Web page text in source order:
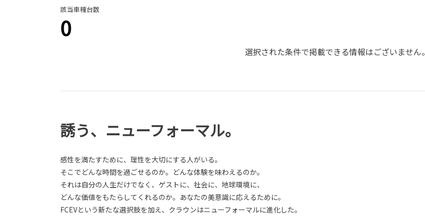
該当車種台数
0
選択された条件で掲載できる情報はございません。
誘う、ニューフォーマル。
感性を満たすために、理性を大切にする人がいる。
そこでどんな時間を過ごせるのか。どんな体験を味わえるのか。
それは自分の人生だけでなく、ゲストに、社会に、地球環境に、
どんな価値をもたらしてくれるのか。あなたの美意識に応えるために。
FCEVという新たな選択肢を加え、クラウンはニューフォーマルに進化した。